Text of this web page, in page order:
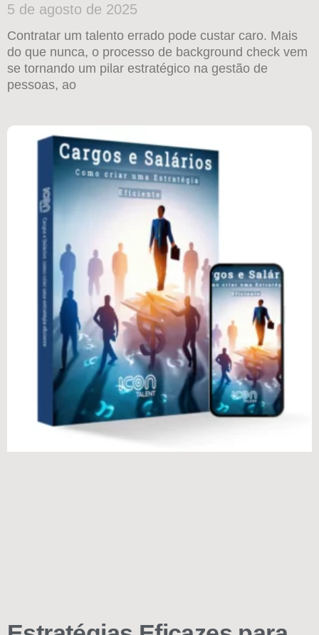
5 de agosto de 2025
Contratar um talento errado pode custar caro. Mais
do que nunca, o processo de background check vem
se tornando um pilar estratégico na gestão de
pessoas, ao